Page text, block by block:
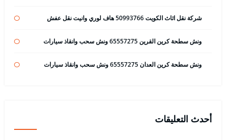
شركة نقل اثاث الكويت 50993766 هاف لوري وانيت نقل عفش
ونش سطحة كرين القرين 65557275 ونش سحب وانقاذ سيارات
ونش سطحة كرين العدان 65557275 ونش سحب وانقاذ سيارات
أحدث التعليقات